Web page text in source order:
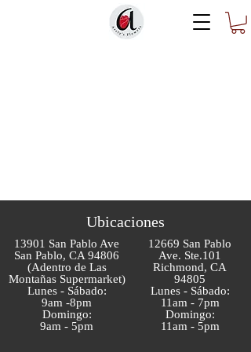
Ubicaciones
13901 San Pablo Ave
San Pablo, CA 94806
(Adentro de Las
Montañas Supermarket)
Lunes - Sábado:
9am -8pm
Domingo:
9am - 5pm
12669 San Pablo
Ave. Ste.101
Richmond, CA
94805
Lunes - Sábado:
11am - 7pm
Domingo:
11am - 5pm